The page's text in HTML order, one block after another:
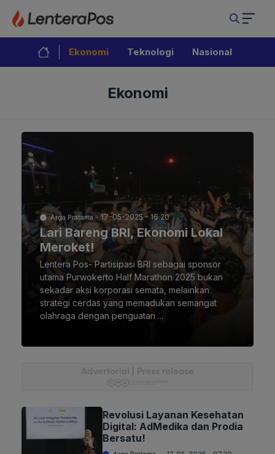
Langsung
isi
Ekonomi Teknologi Nasional
Ekonomi
Arga Pratama 17-05-2025 - 16.20
Lari Bareng BRI, Ekonomi Lokal
Meroket!
Lentera Pos- Partisipasi BRI sebagai sponsor
utama Purwokerto Half Marathon 2025 bukan
sekadar aksi korporasi semata, melainkan
strategi cerdas yang memadukan semangat
olahraga dengan penguatan ...
Revolusi Layanan Kesehatan
Digital: AdMedika dan Prodia
Bersatu!